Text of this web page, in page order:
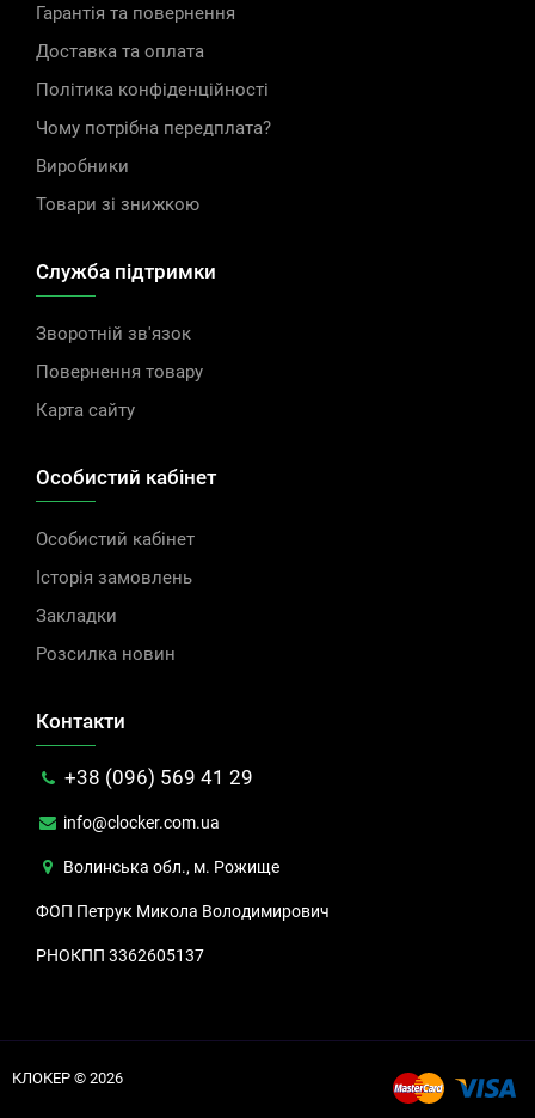
Гарантія та повернення
Доставка та оплата
Політика конфіденційності
Чому потрібна передплата?
Виробники
Товари зі знижкою
Служба підтримки
Зворотній зв'язок
Повернення товару
Карта сайту
Особистий кабінет
Особистий кабінет
Історія замовлень
Закладки
Розсилка новин
Контакти
+38 (096) 569 41 29
info@clocker.com.ua
Волинська обл., м. Рожище
ФОП Петрук Микола Володимирович
РНОКПП 3362605137
КЛОКЕР © 2026